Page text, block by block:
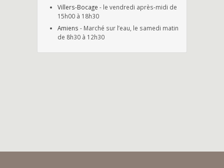
Villers-Bocage - le vendredi après-midi de
15h00 à 18h30
Amiens - Marché sur l’eau, le samedi matin
de 8h30 à 12h30